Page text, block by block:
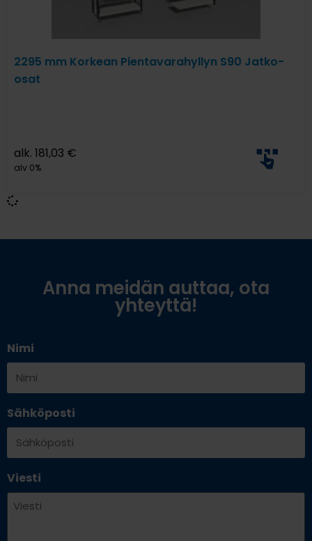
2295 mm Korkean Pientavarahyllyn S90 Jatko-
osat
alk. 181,03 €
alv 0%
Anna meidän auttaa, ota
yhteyttä!
Nimi
Sähköposti
Viesti